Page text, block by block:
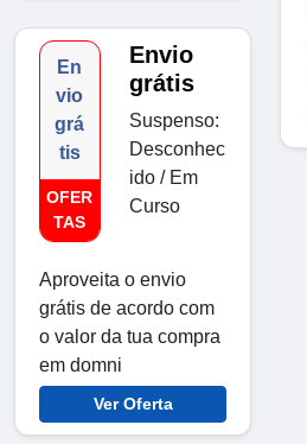
En
vio
grá
tis
OFER
TAS
Envio
grátis
Suspenso:
Desconhec
ido / Em
Curso
Aproveita o envio
grátis de acordo com
o valor da tua compra
em domni
Ver Oferta